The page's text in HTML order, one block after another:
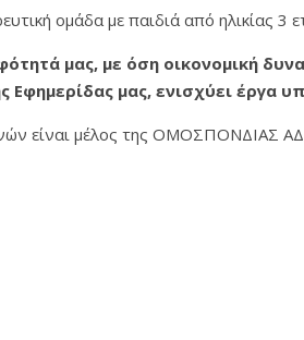
ομάδα με παιδιά από ηλικίας 3
μας, με όση οικονομική
Εφημερίδας μας, ενισχύει
είναι μέλος της